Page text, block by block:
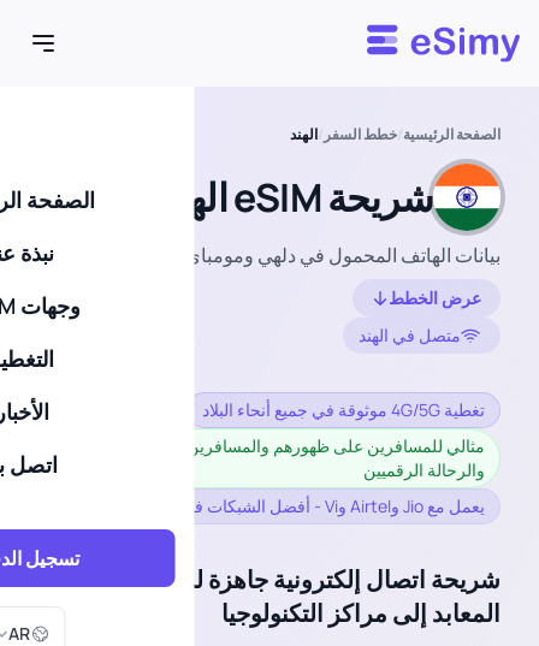
Esimy
الصفحة
نبذة
وجهات eSIM
اتصل
تسجيل
AR
اختر
الصفحة الرئيسية/خطط السفر /الهند
شريحة eSIM الهند
بيانات الهاتف المحمول في دلهي ومومباي وجوا وغيرها
عرض الخطط
متصل في الهند
تغطية 4G/5G موثوقة في جميع أنحاء البلاد
مثالي للمسافرين على ظهورهم والمسافرين من رجال الأعمال
والرحالة الرقميين
يعمل مع Jio وAirtel وVi - أفضل الشبكات في الهند
شريحة اتصال إلكترونية جاهزة للسفر للهند: من
المعابد إلى مراكز التكنولوجيا